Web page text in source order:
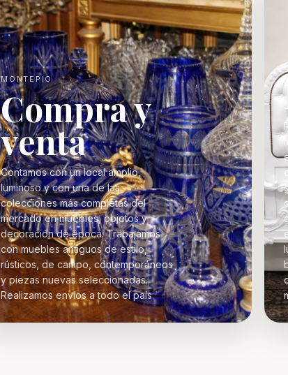
MONTEPIO
Compra y
venta
Contamos con un local amplio,
luminoso y con una de las
colecciones más completas del
mercado en muebles, objetos y
decoración de época. Trabajamos
con muebles antiguos de estilo,
rústicos, de campo, contemporáneos
y piezas nuevas seleccionadas.
Realizamos envíos a todo el país.